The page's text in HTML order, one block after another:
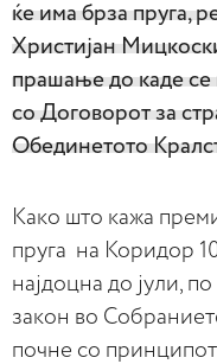
ќе има брза пруга,
Христијан
прашање до каде
со Договорот за
Обединетото
Како што кажа
пруга на Коридор
најдоцна до јули,
закон во
почне со